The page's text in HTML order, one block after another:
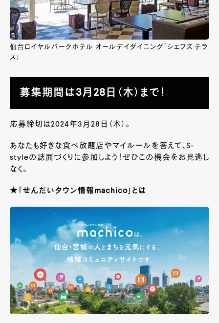
仙台ロイヤルパークホテル オールデイダイニング「シェフズ テラ
ス」
募集期間は3月28日（木）まで！
応募締切は2024年3月28日（木）。
あなたも好きな食べ放題店やマイルールを答えて、S-
styleの誌面づくりに参加しよう！ぜひこの機会をお見逃し
なく。
★「せんだいタウン情報machico」とは